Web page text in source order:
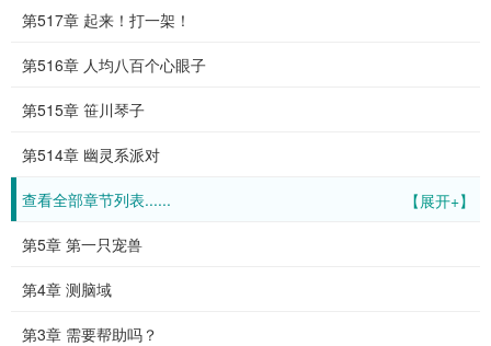
第517章 起来！打一架！
第516章 人均八百个心眼子
第515章 笹川琴子
第514章 幽灵系派对
【展开+】
查看全部章节列表......
第5章 第一只宠兽
第4章 测脑域
第3章 需要帮助吗？